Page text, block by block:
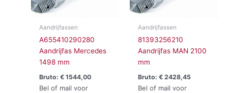
Aandrijfassen
A655410290280
Aandrijfas Mercedes
1498 mm
Bruto:€ 1544,00
Bel of mail voor
Aandrijfassen
81393256210
Aandrijfas MAN 2100
mm
Bruto: €2428,45
Bel of mail voor